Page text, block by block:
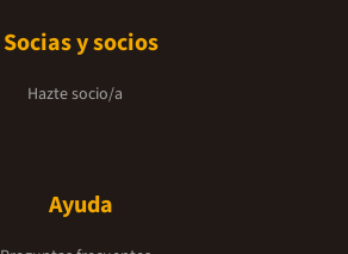
Socias y socios
Hazte socio/a
Ayuda